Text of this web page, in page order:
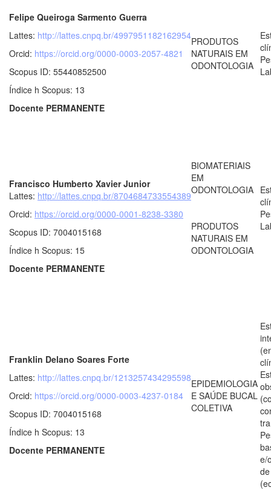
Felipe Queiroga Sarmento Guerra
Lattes: http://lattes.cnpq.br/4997951182162954
Orcid: https://orcid.org/0000-0003-2057-4821
Scopus ID: 55440852500
Índice h Scopus: 13
Docente PERMANENTE
PRODUTOS
NATURAIS EM
ODONTOLOGIA
Francisco Humberto Xavier Junior
Lattes: http://lattes.cnpq.br/8704684733554389
Orcid: https://orcid.org/0000-0001-8238-3380
Scopus ID: 7004015168
Índice h Scopus: 15
Docente PERMANENTE
BIOMATERIAIS
EM
ODONTOLOGIA
PRODUTOS
NATURAIS EM
ODONTOLOGIA
Franklin Delano Soares Forte
Lattes: http://lattes.cnpq.br/1213257434295598
Orcid: https://orcid.org/0000-0003-4237-0184
Scopus ID: 7004015168
Índice h Scopus: 13
Docente PERMANENTE
EPIDEMIOLOGIA
E SAÚDE BUCAL
COLETIVA
e/